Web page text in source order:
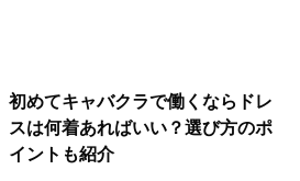
初めてキャバクラで働くならドレ
スは何着あればいい？選び方のポ
イントも紹介